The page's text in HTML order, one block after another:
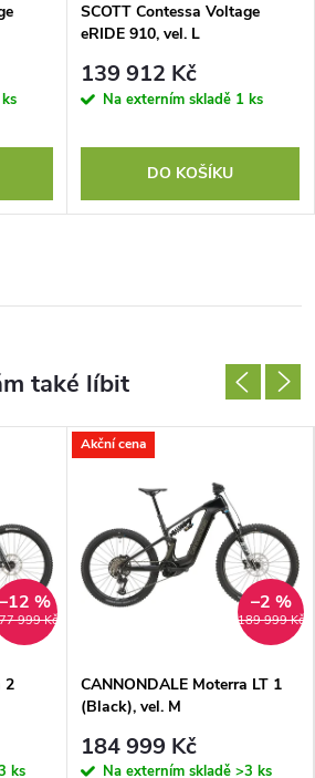
SCOTT Contessa Voltage
eRIDE 910, vel. L
139 912 Kč
Na externím skladě 1 ks
DO KOŠÍKU
999 Kč
–12 %
2
ks
Akční cena
189 999 Kč
–2 %
CANNONDALE Moterra LT 1
(Black), vel. M
184 999 Kč
Na externím skladě >3 ks